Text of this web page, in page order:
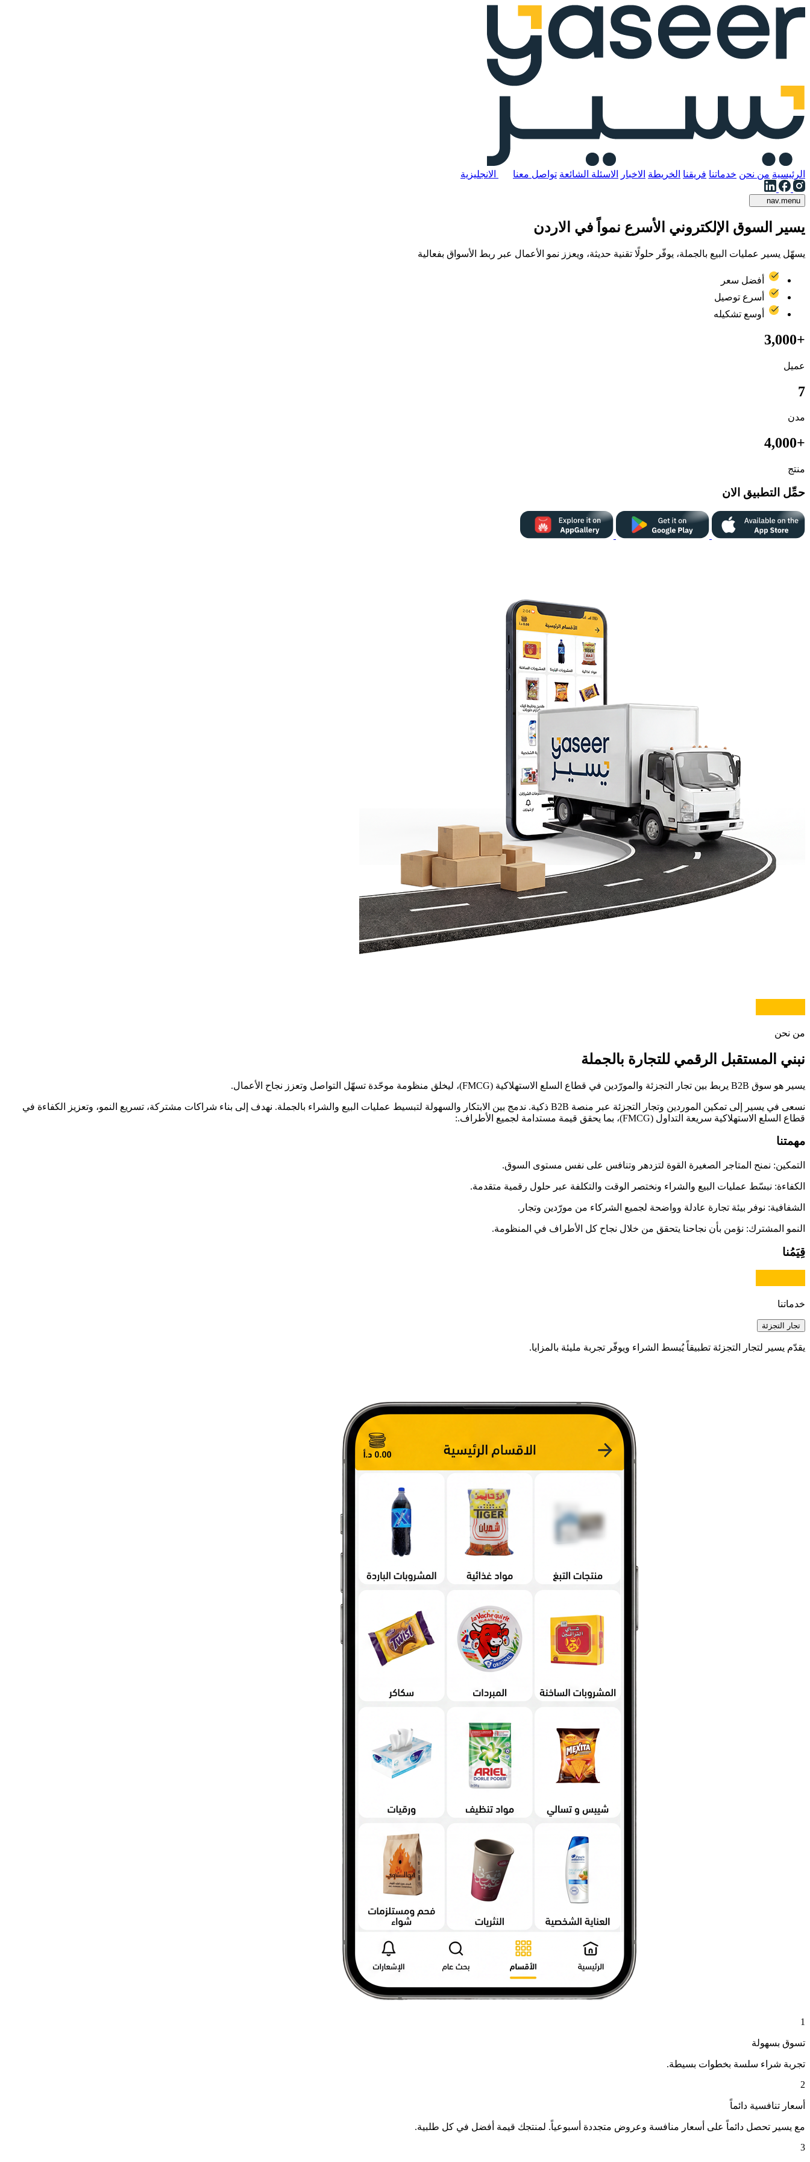
الرئيسية من نحن خدماتنا فريقنا الخريطة الاخبار الاسئلة الشائعة تواصل معنا الانجليزية
nav.menu
يسير السوق الإلكتروني الأسرع نمواً في الاردن
يسهّل يسير عمليات البيع بالجملة، يوفّر حلولًا تقنية حديثة، ويعزز نمو الأعمال عبر ربط الأسواق بفعالية
أفضل سعر
أسرع توصيل
أوسع تشكيله
+3,000
عميل
7
مدن
+4,000
منتج
حمِّل التطبيق الان
من نحن
نبني المستقبل الرقمي للتجارة بالجملة
يسير هو سوق B2B يربط بين تجار التجزئة والمورّدين في قطاع السلع الاستهلاكية (FMCG)، ليخلق منظومة موحّدة تسهّل التواصل وتعزز نجاح الأعمال.
نسعى في يسير إلى تمكين الموردين وتجار التجزئة عبر منصة B2B ذكية. ندمج بين الابتكار والسهولة لتبسيط عمليات البيع والشراء بالجملة. نهدف إلى بناء شراكات مشتركة، تسريع النمو، وتعزيز الكفاءة في
قطاع السلع الاستهلاكية سريعة التداول (FMCG)، بما يحقق قيمة مستدامة لجميع الأطراف.:
مهمتنا
التمكين: نمنح المتاجر الصغيرة القوة لتزدهر وتنافس على نفس مستوى السوق.
الكفاءة: نبسّط عمليات البيع والشراء ونختصر الوقت والتكلفة عبر حلول رقمية متقدمة.
الشفافية: نوفر بيئة تجارة عادلة وواضحة لجميع الشركاء من مورّدين وتجار.
النمو المشترك: نؤمن بأن نجاحنا يتحقق من خلال نجاح كل الأطراف في المنظومة.
قِيَمُنا
خدماتنا
تجار التجزئة
يقدّم يسير لتجار التجزئة تطبيقاً يُبسط الشراء ويوفّر تجربة مليئة بالمزايا.
1
تسوق بسهولة
تجربة شراء سلسة بخطوات بسيطة.
2
أسعار تنافسية دائماً
مع يسير تحصل دائماً على أسعار منافسة وعروض متجددة أسبوعياً. لمنتجك قيمة أفضل في كل طلبية.
3